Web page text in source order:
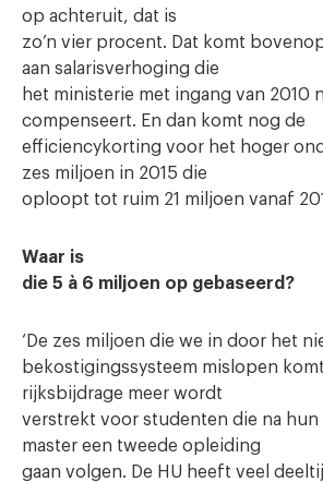
op achteruit, dat is
zo’n vier procent. Dat komt
aan salarisverhoging die
het ministerie met ingang van 2010
compenseert. En dan komt nog de
efficiencykorting voor het hoger
zes miljoen in 2015 die
oploopt tot ruim 21 miljoen vanaf
Waar is
die 5 à 6 miljoen op gebaseerd?
‘De zes miljoen die we in door het
bekostigingssysteem mislopen
rijksbijdrage meer wordt
verstrekt voor studenten die na
master een tweede opleiding
gaan volgen. De HU heeft veel